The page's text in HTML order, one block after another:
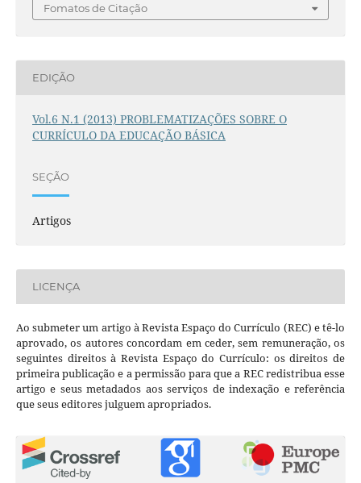
Fomatos de Citação
EDIÇÃO
Vol.6 N.1 (2013) PROBLEMATIZAÇÕES SOBRE O
CURRÍCULO DA EDUCAÇÃO BÁSICA
SEÇÃO
Artigos
LICENÇA
Ao submeter um artigo à Revista Espaço do Currículo (REC) e tê-lo
aprovado, os autores concordam em ceder, sem remuneração, os
seguintes direitos à Revista Espaço do Currículo: os direitos de
primeira publicação e a permissão para que a REC redistribua esse
artigo e seus metadados aos serviços de indexação e referência
que seus editores julguem apropriados.